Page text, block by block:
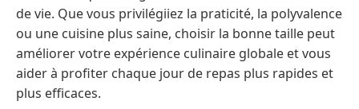
de vie. Que vous privilégiiez la praticité, la polyvalence
ou une cuisine plus saine, choisir la bonne taille peut
améliorer votre expérience culinaire globale et vous
aider à profiter chaque jour de repas plus rapides et
plus efficaces.